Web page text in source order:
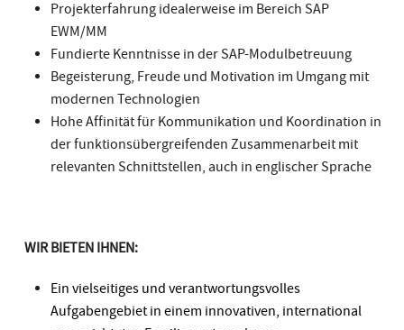
Projekterfahrung idealerweise im Bereich SAP
EWM/MM
Fundierte Kenntnisse in der SAP-Modulbetreuung
Begeisterung, Freude und Motivation im Umgang mit
modernen Technologien
Hohe Affinität für Kommunikation und Koordination in
der funktionsübergreifenden Zusammenarbeit mit
relevanten Schnittstellen, auch in englischer Sprache
WIR BIETEN IHNEN:
Ein vielseitiges und verantwortungsvolles
Aufgabengebiet in einem innovativen, international